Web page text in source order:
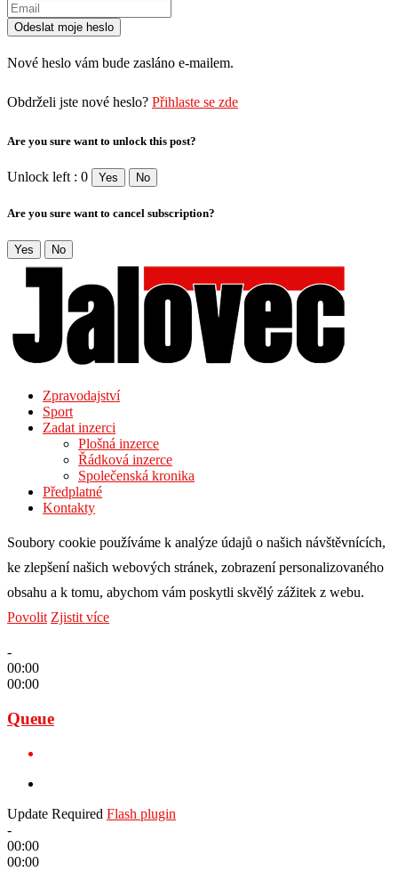
Nové heslo vám bude zasláno e-mailem.
Obdrželi jste nové heslo? Přihlaste se zde
Are you sure want to unlock this post?
Unlock left : 0 Yes No
Are you sure want to cancel subscription?
Yes No
Zpravodajství
Sport
Zadat inzerci
Plošná inzerce
Řádková inzerce
Společenská kronika
Předplatné
Kontakty
Soubory cookie používáme k analýze údajů o našich návštěvnících,
ke zlepšení našich webových stránek, zobrazení personalizovaného
obsahu a k tomu, abychom vám poskytli skvělý zážitek z webu.
Povolit Zjistit více
-
00:00
00:00
Queue
Update Required Flash plugin
-
00:00
00:00